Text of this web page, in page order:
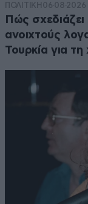
ΠΟΛΙΤΙΚΗ 06·08·2026
Πώς
ανοιχτούς
Τουρκία για